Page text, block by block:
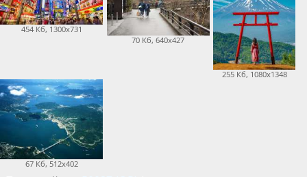
454 Кб, 1300x731
70 Кб, 640x427
255 Кб, 1080x1348
67 Кб, 512x402